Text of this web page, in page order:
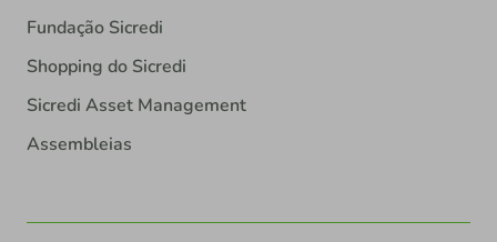
Fundação Sicredi
Shopping do Sicredi
Sicredi Asset Management
Assembleias